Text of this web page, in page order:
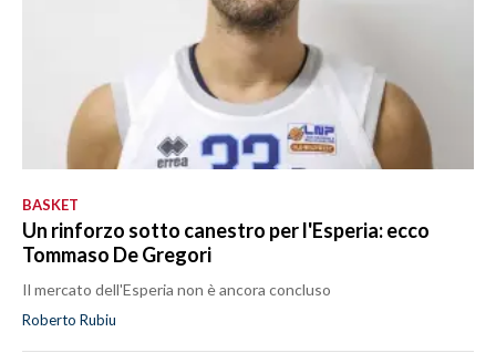
BASKET
Un rinforzo sotto canestro per l'Esperia: ecco
Tommaso De Gregori
Il mercato dell'Esperia non è ancora concluso
Roberto Rubiu